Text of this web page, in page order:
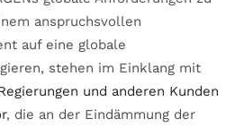
anspruchsvollen
auf eine globale
stehen im Einklang mit
und anderen Kunden
, die an der Eindämmung der